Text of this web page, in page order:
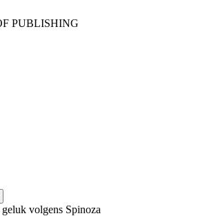
PUBLISHING
volgens Spinoza